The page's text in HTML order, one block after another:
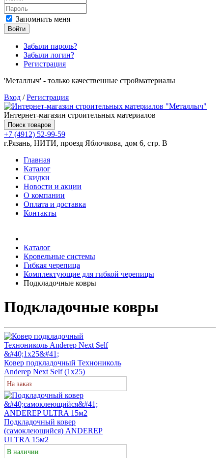
Запомнить меня
Войти
Забыли пароль?
Забыли логин?
Регистрация
'Металлыч' - только качественные стройматериалы
Вход /Регистрация
Интернет-магазин строительных материалов
Поиск товаров
+7 (4912) 52-99-59
г.Рязань, НИТИ, проезд Яблочкова, дом 6, стр. В
Главная
Каталог
Скидки
Новости и акции
О компании
Оплата и доставка
Контакты
Каталог
Кровельные системы
Гибкая черепица
Комплектующие для гибкой черепицы
Подкладочные ковры
Подкладочные ковры
Ковер подкладочный Технониколь
Anderep Next Self (1х25)
На заказ
Подкладочный ковер
(самоклеющийся) ANDEREP
ULTRA 15м2
В наличии